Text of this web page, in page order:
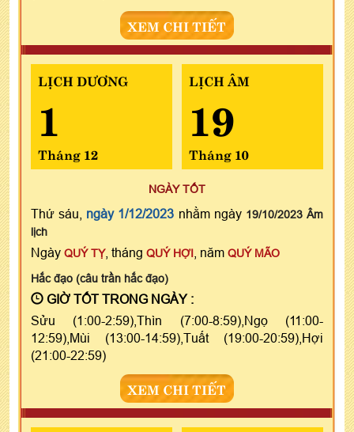
XEM CHI TIẾT
LỊCH DƯƠNG
1
Tháng 12
LỊCH ÂM
19
Tháng 10
NGÀY TỐT
Thứ sáu, ngày 1/12/2023 nhằm ngày 19/10/2023 Âm
lịch
Ngày QUÝ TỴ, tháng QUÝ HỢI , năm QUÝ MÃO
Hắc đạo (câu trần hắc đạo)
GIỜ TỐT TRONG NGÀY :
Sửu (1:00-2:59),Thìn (7:00-8:59),Ngọ (11:00-
12:59),Mùi (13:00-14:59),Tuất (19:00-20:59),Hợi
(21:00-22:59)
XEM CHI TIẾT